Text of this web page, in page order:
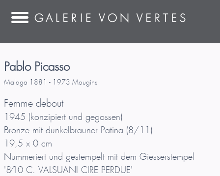
Pablo Picasso
Malaga 1881 - 1973 Mougins
Femme debout
1945 (konzipiert und gegossen)
Bronze mit dunkelbrauner Patina (8/11)
19,5 x 0 cm
Nummeriert und gestempelt mit dem Giesserstempel
'8⁄10 C. VALSUANI CIRE PERDUE'